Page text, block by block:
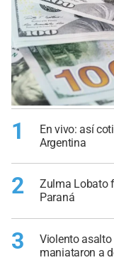
1
En vivo: así
Argentina
2
Zulma Lobato
Paraná
3
Violento
maniataron a